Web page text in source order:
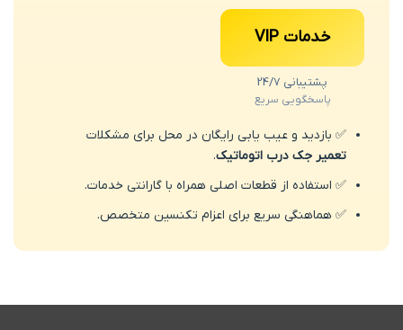
خدمات VIP
پشتیبانی 24/7
پاسخگویی سریع
✅ بازدید و عیب یابی رایگان در محل برای مشکلات
تعمیر جک درب اتوماتیک.
✅ استفاده از قطعات اصلی همراه با گارانتی خدمات.
✅ هماهنگی سریع برای اعزام تکنسین متخصص.